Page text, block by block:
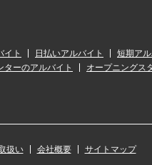
イト 日払いアルバイト
短期アル
ターのアルバイト
オープニングス
扱い 会社概要 サイトマップ